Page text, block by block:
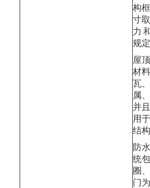
构
寸
力
规
屋
材
瓦
属
并
用
结构
防
统
圈
门